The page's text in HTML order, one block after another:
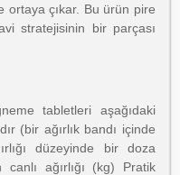
ortaya çıkar. Bu ürün pire
stratejisinin bir parçası
tabletleri aşağıdaki
(bir ağırlık bandı içinde
düzeyinde bir doza
ağırlığı (kg) Pratik